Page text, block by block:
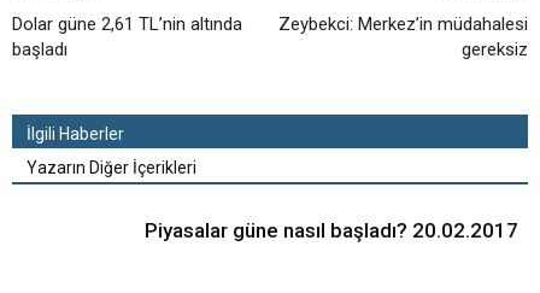
Dolar güne 2,61 TL’nin altında
başladı
Zeybekci: Merkez’in müdahalesi
gereksiz
İlgili Haberler
Yazarın Diğer İçerikleri
Piyasalar güne nasıl başladı? 20.02.2017